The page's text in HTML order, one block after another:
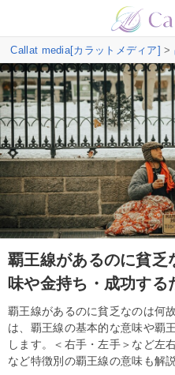
Callat media[カラットメディア] >
覇王線があるのに貧乏
味や金持ち・成功する
覇王線があるのに貧乏なのは何
は、覇王線の基本的な意味や覇
します。＜右手・左手＞など左
など特徴別の覇王線の意味も解